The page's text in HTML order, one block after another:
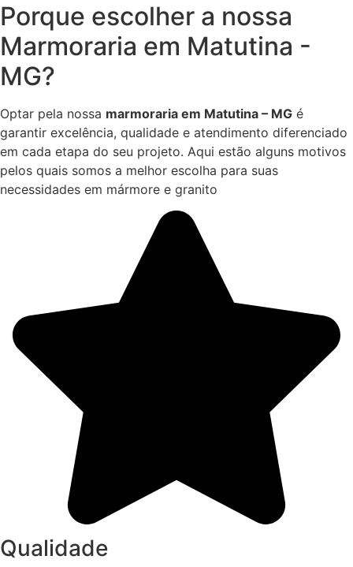
Porque escolher a nossa
Marmoraria em Matutina -
MG?
Optar pela nossa marmoraria em Matutina – MG é
garantir excelência, qualidade e atendimento diferenciado
em cada etapa do seu projeto. Aqui estão alguns motivos
pelos quais somos a melhor escolha para suas
necessidades em mármore e granito
Qualidade